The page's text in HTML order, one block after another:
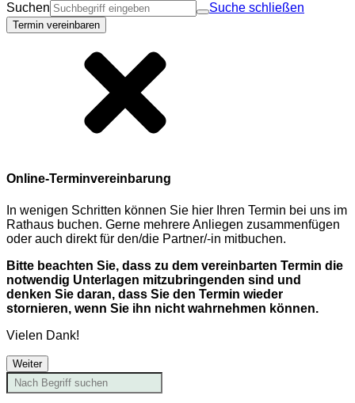
Suchen
Suche schließen
Termin vereinbaren
Online-Terminvereinbarung
In wenigen Schritten können Sie hier Ihren Termin bei uns im
Rathaus buchen. Gerne mehrere Anliegen zusammenfügen
oder auch direkt für den/die Partner/-in mitbuchen.
Bitte beachten Sie, dass zu dem vereinbarten Termin die
notwendig Unterlagen mitzubringenden sind und
denken Sie daran, dass Sie den Termin wieder
stornieren, wenn Sie ihn nicht wahrnehmen können.
Vielen Dank!
Weiter